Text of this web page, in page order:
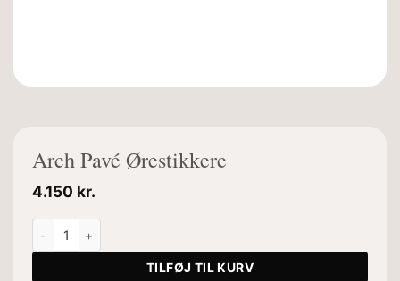
Arch Pavé Ørestikkere
4.150 kr.
Arch Pavé Ørestikkere antal
TILFØJ TIL KURV